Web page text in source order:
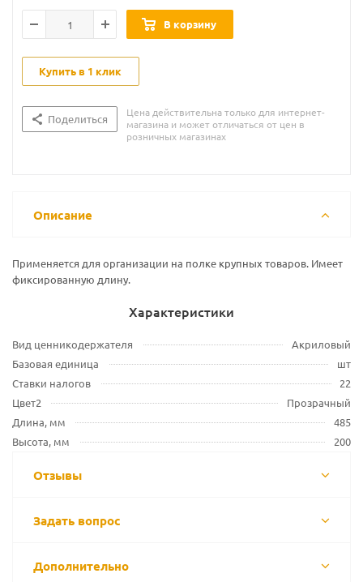
В корзину
Купить в 1 клик
Поделиться
Цена действительна только для интернет-
магазина и может отличаться от цен в
розничных магазинах
Описание
Применяется для организации на полке крупных товаров. Имеет
фиксированную длину.
Характеристики
Вид ценникодержателя
Акриловый
Базовая единица
шт
Ставки налогов
22
Цвет2
Прозрачный
Длина, мм
485
Высота, мм
200
Отзывы
Задать вопрос
Дополнительно